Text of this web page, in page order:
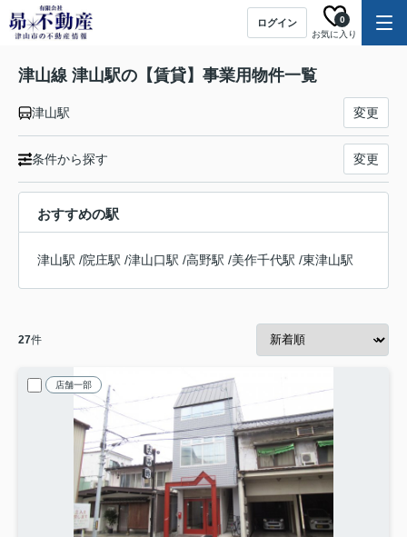
ログイン
お気に入り
0
津山線 津山駅の【賃貸】事業用物件一覧
津山駅 変更
条件から探す 変更
おすすめの駅
津山駅 /院庄駅 /津山口駅 /高野駅 /美作千代駅 /東津山駅
27件
店舗一部